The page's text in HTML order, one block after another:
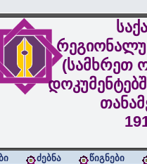
(სამხრეთ
ძებნა
წიგნები